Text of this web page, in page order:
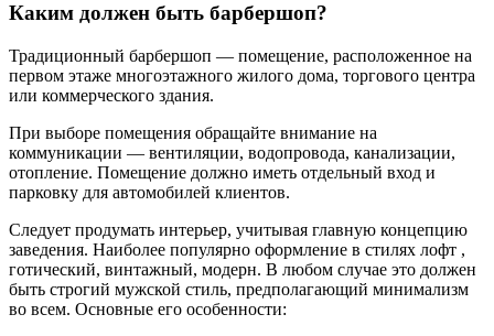
Каким должен быть барбершоп?
Традиционный барбершоп — помещение, расположенное на
первом этаже многоэтажного жилого дома, торгового центра
или коммерческого здания.
При выборе помещения обращайте внимание на
коммуникации — вентиляции, водопровода, канализации,
отопление. Помещение должно иметь отдельный вход и
парковку для автомобилей клиентов.
Следует продумать интерьер, учитывая главную концепцию
заведения. Наиболее популярно оформление в стилях лофт ,
готический, винтажный, модерн. В любом случае это должен
быть строгий мужской стиль, предполагающий минимализм
во всем. Основные его особенности: